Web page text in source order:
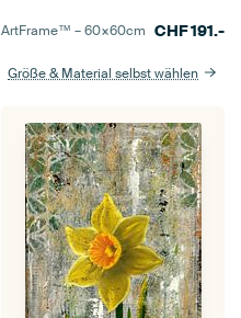
ArtFrame™ –60×60cm CHF191.-
Größe & Material selbst wählen